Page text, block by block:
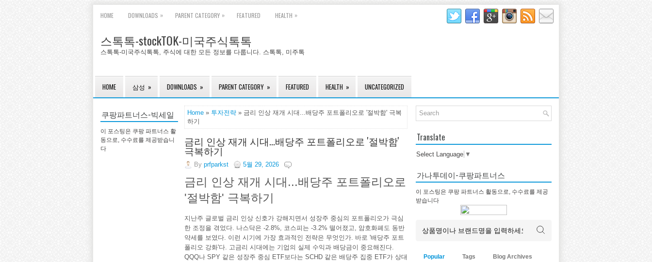
HOME DOWNLOADS » PARENT CATEGORY » FEATURED HEALTH »
스톡톡-stockTOK-미국주식톡톡
스톡톡-미국주식톡톡, 주식에 대한 모든 정보를 다룹니다. 스톡톡, 미주톡
HOME 삼성 » DOWNLOADS » PARENT CATEGORY » FEATURED HEALTH » UNCATEGORIZED
쿠팡파트너스-빅세일
이 포스팅은 쿠팡 파트너스 활
동으로, 수수료를 제공받습니
다
Home » 투자전략 » 금리 인상 재개 시대...배당주 포트폴리오로 '절박함' 극복
하기
금리 인상 재개 시대...배당주 포트폴리오로 '절박함'
극복하기
By prfparkst 5월 29, 2026
금리 인상 재개 시대...배당주 포트폴리오로
'절박함' 극복하기
지난주 글로벌 금리 인상 신호가 강해지면서 성장주 중심의 포트폴리오가 극심
한 조정을 겪었다. 나스닥은 -2.8%, 코스피는 -3.2% 떨어졌고, 암호화폐도 동반
약세를 보였다. 이런 시기에 가장 효과적인 전략은 무엇인가. 바로 '배당주 포트
폴리오 강화'다. 고금리 시대에는 기업의 실제 수익과 배당금이 중요해진다.
QQQ나 SPY 같은 성장주 중심 ETF보다는 SCHD 같은 배당주 집중 ETF가 상대
Translate
Select Language ▼
가나투데이-쿠팡파트너스
이 포스팅은 쿠팡 파트너스 활동으로, 수수료를 제공
받습니다
Popular Tags Blog Archives